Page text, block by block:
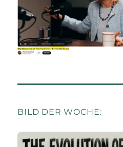
BILD DER WOCHE: